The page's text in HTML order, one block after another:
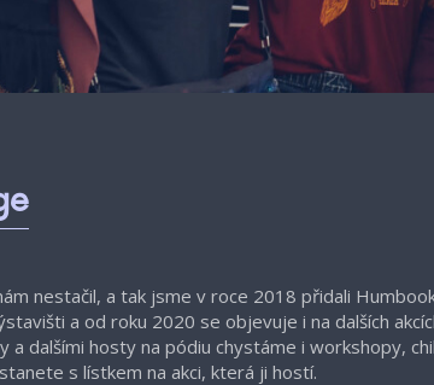
nestačil, a tak jsme v roce 2018 přidali
a od roku 2020 se objevuje i na dalších
dalšími hosty na pódiu chystáme i workshopy,
s lístkem na akci, která ji hostí.